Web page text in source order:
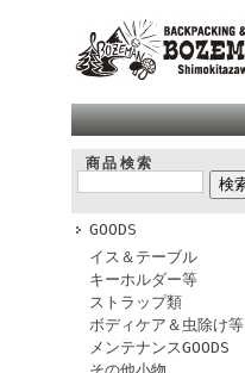
商品検索
GOODS
イス＆テーブル
キーホルダー等
ストラップ類
ボディケア＆虫除け等
メンテナンスGOODS